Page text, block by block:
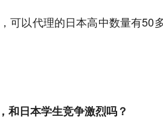
可以代理的日本高中数量有
和日本学生竞争激烈吗？